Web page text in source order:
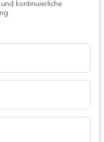
kontinuierliche